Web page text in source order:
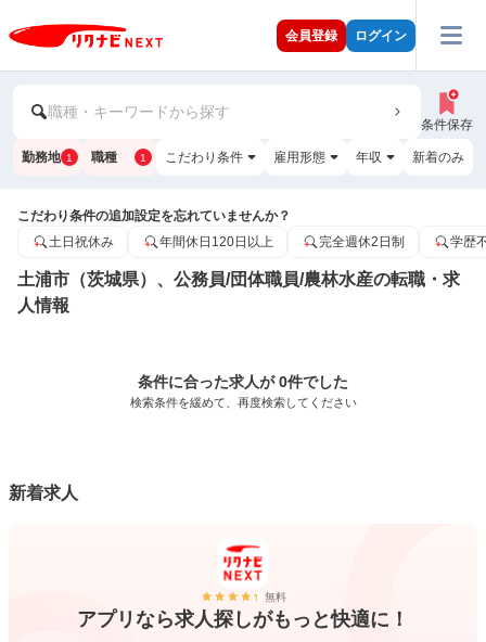
会員登録 ログイン
職種・キーワードから探す
条件保存
勤務地 1 職種 1 こだわり条件 雇用形態 年収 新着のみ
こだわり条件の追加設定を忘れていませんか？
土日祝休み
年間休日120日以上 完全週休2日制 学歴
土浦市（茨城県）、公務員/団体職員/農林水産の転職・求
人情報
条件に合った求人が 0件でした
検索条件を緩めて、再度検索してください
新着求人
無料
アプリなら求人探しがもっと快適に！